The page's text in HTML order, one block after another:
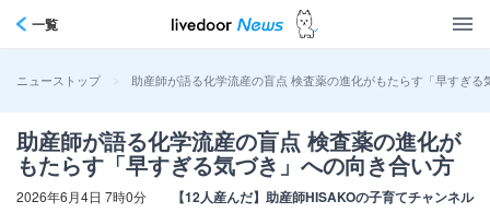
一覧
ニューストップ > 助産師が語る化学流産の盲点 検査薬の進化がもたらす「早すぎる
助産師が語る化学流産の盲点 検査薬の進化が
もたらす「早すぎる気づき」への向き合い方
2026年6月4日 7時0分 【12人産んだ】助産師HISAKOの子育てチャンネル